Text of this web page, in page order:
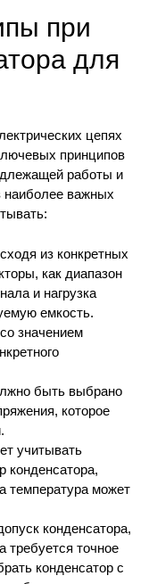
при
для
цепях
принципов
работы и
наиболее важных
из конкретных
как диапазон
и нагрузка
емкость.
значением
быть выбрано
которое
учитывать
конденсатора,
температура может
конденсатора,
требуется точное
конденсатор с